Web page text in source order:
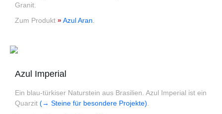
Granit.
Zum Produkt »Azul Aran
Azul Imperial
Ein blau-türkiser Naturstein aus Brasilien. Azul Imperial ist ein
Quarzit (→ Steine für besondere Projekte)